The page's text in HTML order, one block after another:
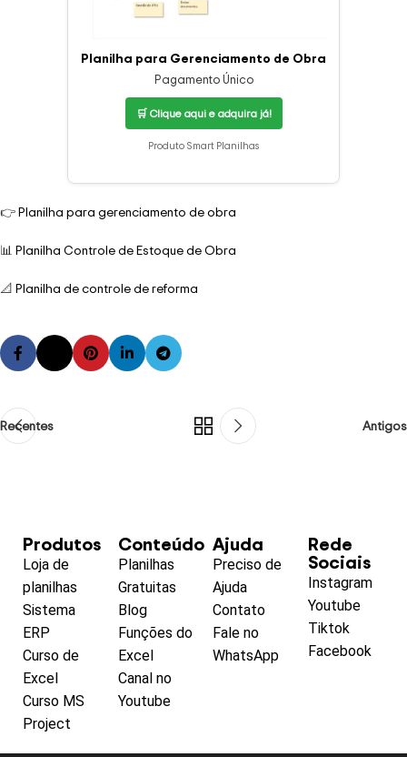
Planilha para Gerenciamento de Obra
Pagamento Único
🛒 Clique aqui e adquira já!
Produto Smart Planilhas
👉Planilha para gerenciamento de obra
📊 Planilha Controle de Estoque de Obra
📐 Planilha de controle de reforma
Recentes Antigos
Produtos
Loja de
planilhas
Sistema
ERP
Curso de
Excel
Curso MS
Project
Conteúdo
Planilhas
Gratuitas
Blog
Funções do
Excel
Canal no
Youtube
Ajuda
Preciso de
Ajuda
Contato
Fale no
WhatsApp
Rede
Sociais
Instagram
Youtube
Tiktok
Facebook